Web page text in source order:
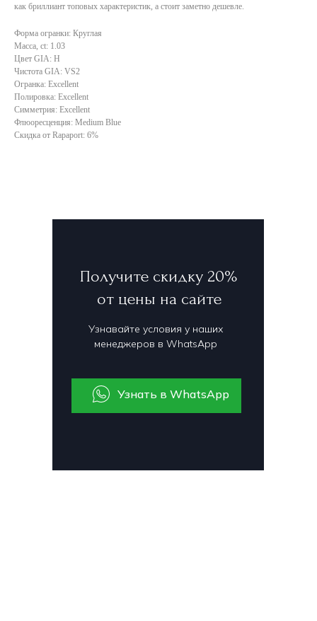
как бриллиант топовых характеристик, а стоит заметно дешевле.
Форма огранки: Круглая
Масса, ct: 1.03
Цвет GIA: H
Чистота GIA: VS2
Огранка: Excellent
Полировка: Excellent
Симметрия: Excellent
Флюоресценция: Medium Blue
Скидка от Rapaport: 6%
Получите скидку 20%
от цены на сайте
Узнавайте условия у наших
менеджеров в WhatsApp
Узнать в WhatsApp